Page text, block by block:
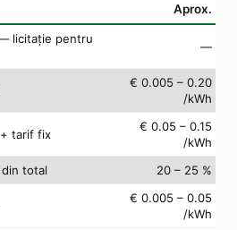
Aprox.
licitație pentru
—
€ 0.005 – 0.20
/kWh
tarif fix
€ 0.05 – 0.15
/kWh
total
20 – 25 %
€ 0.005 – 0.05
/kWh